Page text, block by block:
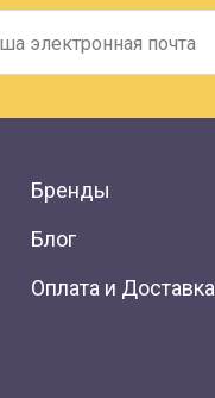
Бренды
Блог
Оплата и Доставка